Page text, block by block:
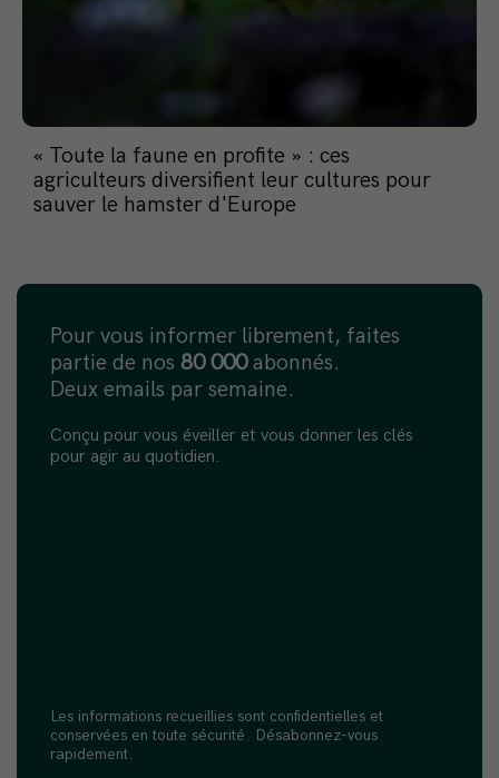
« Toute la faune en profite » : ces
agriculteurs diversifient leur cultures pour
sauver le hamster d'Europe
Pour vous informer librement, faites
partie de nos 80 000abonnés.
Deux emails par semaine.
Conçu pour vous éveiller et vous donner les clés
pour agir au quotidien.
Les informations recueillies sont confidentielles et
conservées en toute sécurité. Désabonnez-vous
rapidement.